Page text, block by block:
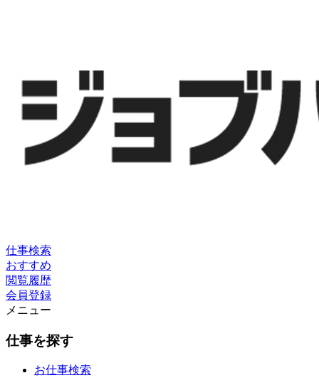
仕事検索
おすすめ
閲覧履歴
会員登録
メニュー
仕事を探す
お仕事検索